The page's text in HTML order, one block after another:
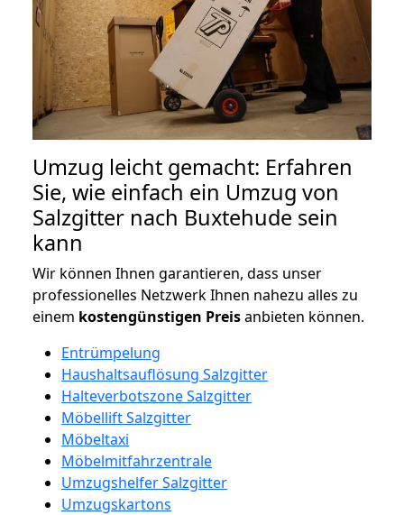
Umzug leicht gemacht: Erfahren
Sie, wie einfach ein Umzug von
Salzgitter nach Buxtehude sein
kann
Wir können Ihnen garantieren, dass unser
professionelles Netzwerk Ihnen nahezu alles zu
einem kostengünstigen Preisanbieten können.
Entrümpelung
Haushaltsauflösung Salzgitter
Halteverbotszone Salzgitter
Möbellift Salzgitter
Möbeltaxi
Möbelmitfahrzentrale
Umzugshelfer Salzgitter
Umzugskartons